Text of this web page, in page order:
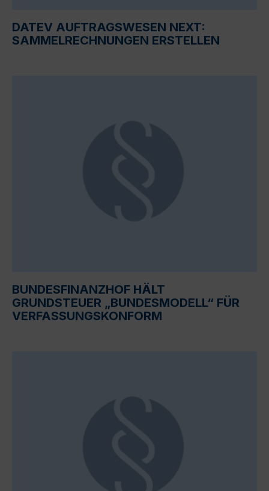
DATEV AUFTRAGSWESEN NEXT:
SAMMELRECHNUNGEN ERSTELLEN
BUNDESFINANZHOF HÄLT
GRUNDSTEUER „BUNDESMODELL“ FÜR
VERFASSUNGSKONFORM